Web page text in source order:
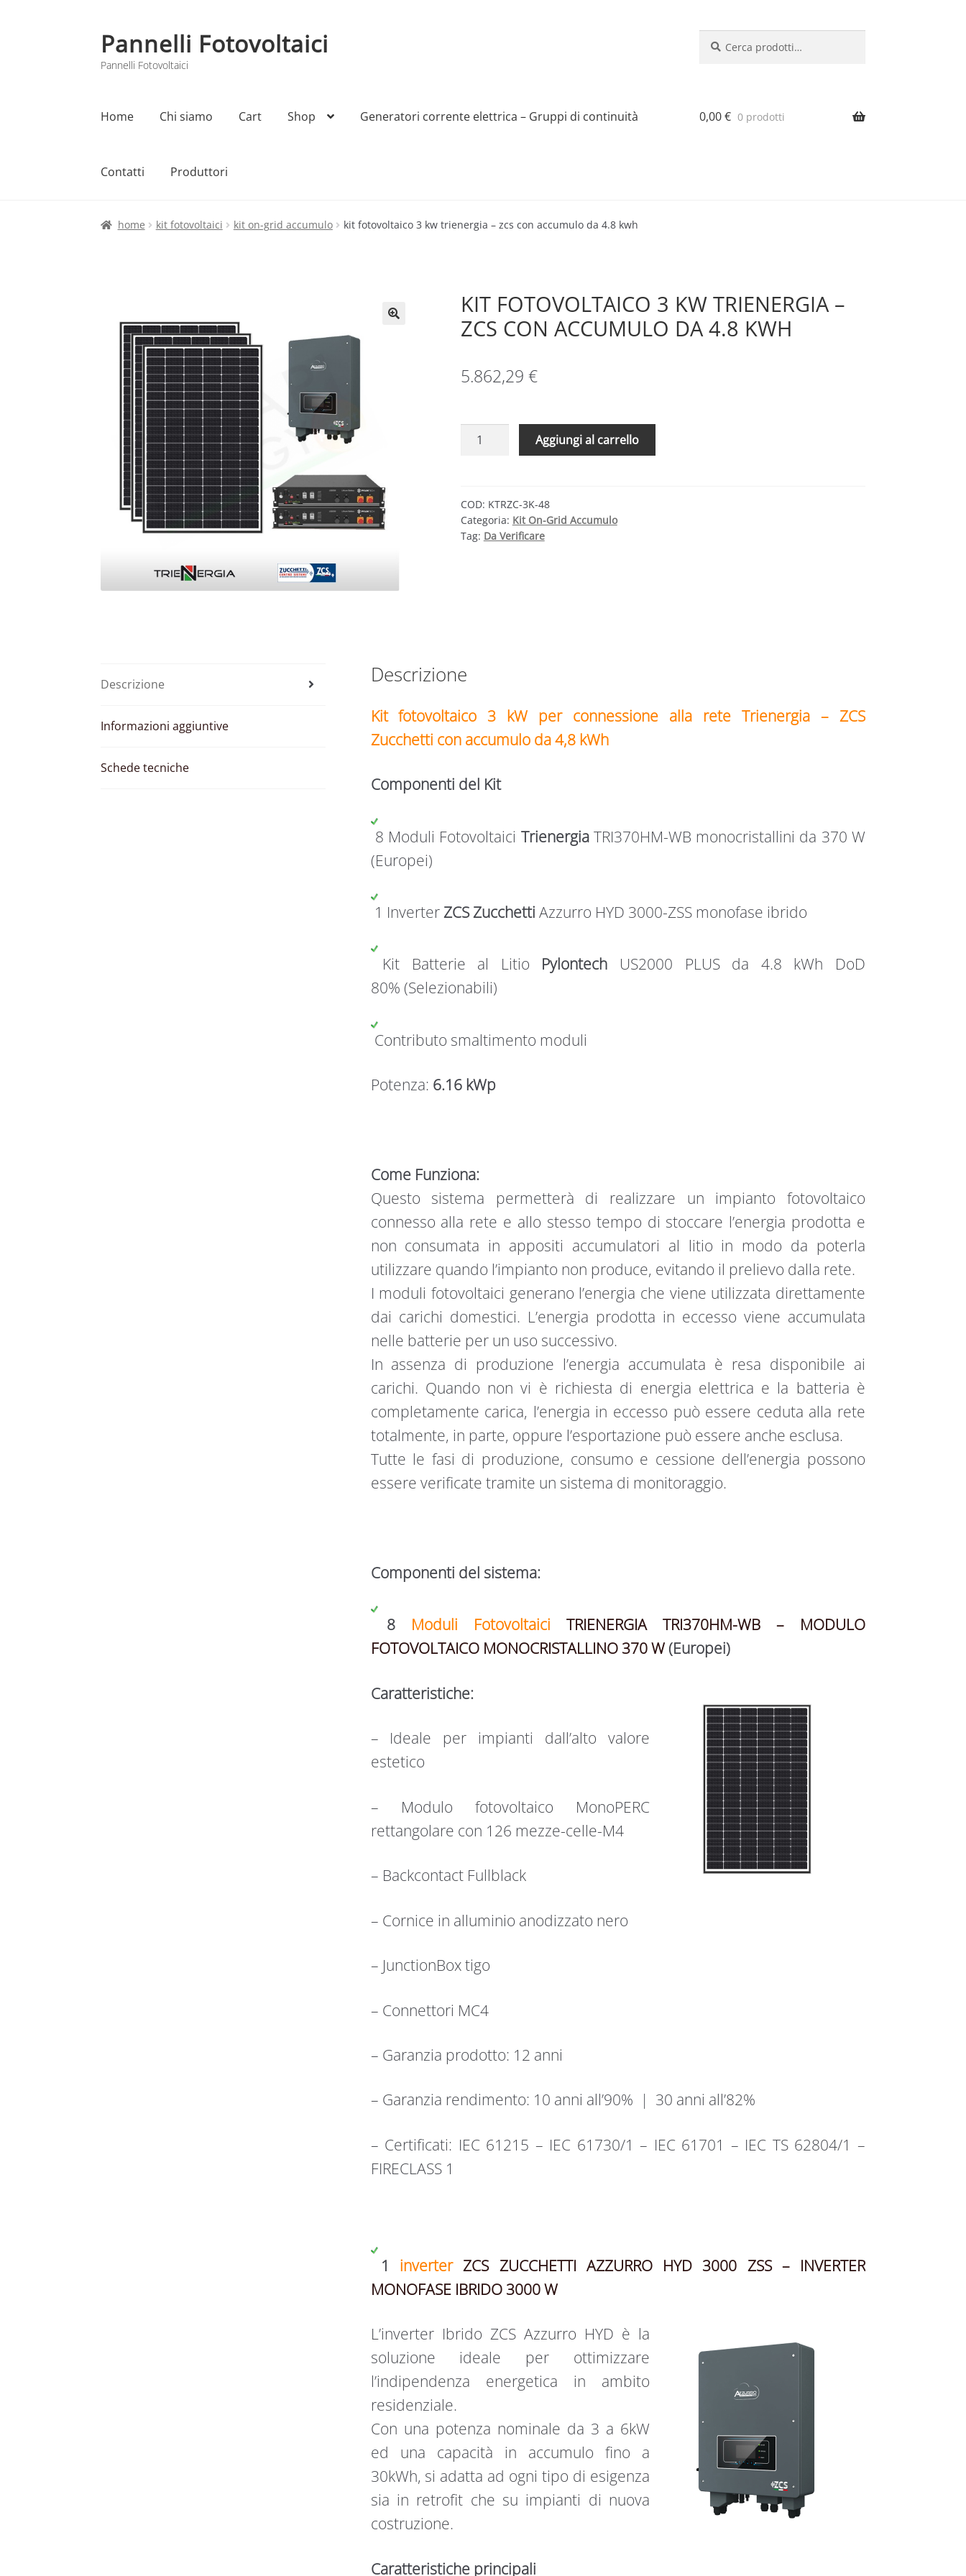
Vai
alla
navigazione
Vai
al
contenuto
Pannelli Fotovoltaici
Pannelli Fotovoltaici
Home Chi siamo Cart Shop Generatori corrente elettrica – Gruppi di continuità
Contatti Produttori
Home Cart Checkout Chi siamo Contatti My account Produttori Sample Page
0,00€ 0 prodotti
home kit fotovoltaici kit on-grid accumulo kit fotovoltaico 3 kw trienergia – zcs con accumulo da 4.8 kwh
KIT FOTOVOLTAICO 3 KW TRIENERGIA –
ZCS CON ACCUMULO DA 4.8 KWH
5.862,29 €
FOTOVOLTAICO
TRIENERGIA
–
ZCS
Aggiungi al carrello
COD: KTRZC-3K-48
Categoria: Kit On-Grid Accumulo
Tag: Da Verificare
Descrizione
Informazioni aggiuntive
Schede tecniche
Descrizione
Kit fotovoltaico 3 kW per connessione alla rete Trienergia – ZCS
Zucchetti con accumulo da 4,8 kWh
Componenti del Kit
8 Moduli Fotovoltaici Trienergia TRI370HM-WB monocristallini da 370 W
(Europei)
1 InverterZCS Zucchetti Azzurro HYD 3000-ZSS monofase ibrido
Kit Batterie al Litio Pylontech US2000 PLUS da 4.8 kWh DoD
80% (Selezionabili)
Contributo smaltimento moduli
Potenza: 6.16 kWp
Come Funziona:
Questo sistema permetterà di realizzare un impianto fotovoltaico
connesso alla rete e allo stesso tempo di stoccare l’energia prodotta e
non consumata in appositi accumulatori al litio in modo da poterla
utilizzare quando l’impianto non produce, evitando il prelievo dalla rete.
I moduli fotovoltaici generano l’energia che viene utilizzata direttamente
dai carichi domestici. L’energia prodotta in eccesso viene accumulata
nelle batterie per un uso successivo.
In assenza di produzione l’energia accumulata è resa disponibile ai
carichi. Quando non vi è richiesta di energia elettrica e la batteria è
completamente carica, l’energia in eccesso può essere ceduta alla rete
totalmente, in parte, oppure l’esportazione può essere anche esclusa.
Tutte le fasi di produzione, consumo e cessione dell’energia possono
essere verificate tramite un sistema di monitoraggio.
Componenti del sistema:
8 Moduli Fotovoltaici
TRIENERGIA TRI370HM-WB – MODULO
FOTOVOLTAICO MONOCRISTALLINO 370 W(Europei)
Caratteristiche:
– Ideale per impianti dall’alto valore
estetico
– Modulo fotovoltaico MonoPERC
rettangolare con 126 mezze-celle-M4
– Backcontact Fullblack
– Cornice in alluminio anodizzato nero
– JunctionBox tigo
– Connettori MC4
– Garanzia prodotto: 12 anni
– Garanzia rendimento: 10 anni all’90% | 30 anni all’82%
– Certificati: IEC 61215 – IEC 61730/1 – IEC 61701 – IEC TS 62804/1 –
FIRECLASS 1
1 inverterZCS ZUCCHETTI AZZURRO HYD 3000 ZSS – INVERTER
MONOFASE IBRIDO 3000 W
L’inverter Ibrido ZCS Azzurro HYD è la
soluzione ideale per ottimizzare
l’indipendenza energetica in ambito
residenziale.
Con una potenza nominale da 3 a 6kW
ed una capacità in accumulo fino a
30kWh, si adatta ad ogni tipo di esigenza
sia in retrofit che su impianti di nuova
costruzione.
Caratteristiche principali